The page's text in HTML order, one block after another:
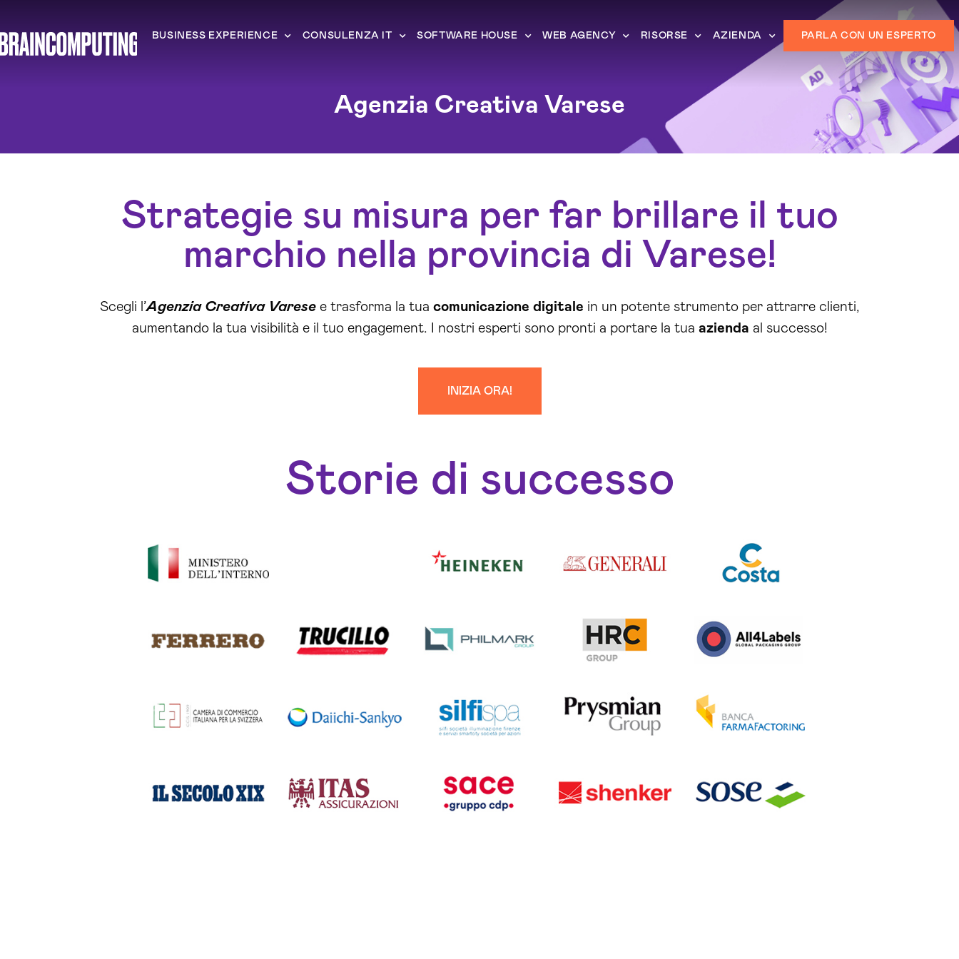
BUSINESS EXPERIENCE CONSULENZA IT SOFTWARE HOUSE WEB AGENCY RISORSE AZIENDA PARLA CON UN ESPERTO
Agenzia Creativa Varese
Strategie su misura per far brillare il tuo
marchio nella provincia di Varese!
Scegli l’Agenzia Creativa Varesee trasforma la tua comunicazione digitale in un potente strumento per attrarre clienti,
aumentando la tua visibilità e il tuo engagement. I nostri esperti sono pronti a portare la tua azienda al successo!
INIZIA ORA!
Storie di successo